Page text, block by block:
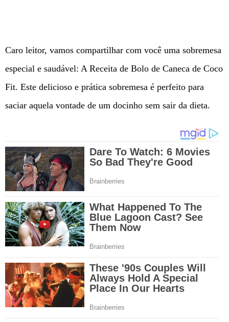
Caro leitor, vamos compartilhar com você uma sobremesa
especial e saudável: A Receita de Bolo de Caneca de Coco
Fit. Este delicioso e prática sobremesa é perfeito para
saciar aquela vontade de um docinho sem sair da dieta.